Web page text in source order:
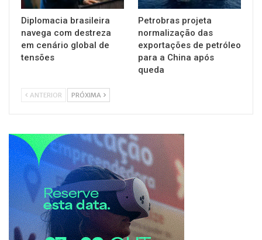
Diplomacia brasileira
navega com destreza
em cenário global de
tensões
Petrobras projeta
normalização das
exportações de petróleo
para a China após
queda
ANTERIOR PRÓXIMA